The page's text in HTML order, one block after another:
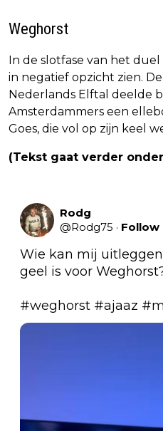
Weghorst
In de slotfase van het
in negatief opzicht zien.
Nederlands Elftal deelde
Amsterdammers een
Goes, die vol op zijn keel
(Tekst gaat verder
Rodg
@Rodg75 · Follow
Wie kan mij
geel is voor
#weghorst #ajaaz